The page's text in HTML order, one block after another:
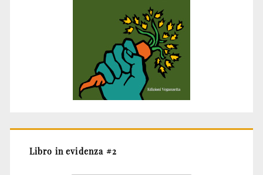
Libro in evidenza #2